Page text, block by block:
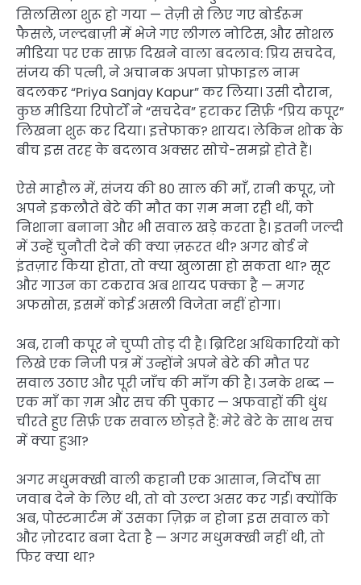
सिलसिला शुरू हो गया — तेज़ी से लिए गए बोर्डरूम
फैसले, जल्दबाज़ी में भेजे गए लीगल नोटिस, और सोशल
मीडिया पर एक साफ़ दिखने वाला बदलाव: प्रिय सचदेव,
संजय की पत्नी, ने अचानक अपना प्रोफाइल नाम
बदलकर “Priya Sanjay Kapur” कर लिया। उसी दौरान,
कुछ मीडिया रिपोर्टों ने “सचदेव” हटाकर सिर्फ़ “प्रिय कपूर”
लिखना शुरू कर दिया। इत्तेफाक? शायद। लेकिन शोक के
बीच इस तरह के बदलाव अक्सर सोचे-समझे होते हैं।
ऐसे माहौल में, संजय की 80 साल की माँ, रानी कपूर, जो
अपने इकलौते बेटे की मौत का ग़म मना रही थीं, को
निशाना बनाना और भी सवाल खड़े करता है। इतनी जल्दी
में उन्हें चुनौती देने की क्या ज़रूरत थी? अगर बोर्ड ने
इंतज़ार किया होता, तो क्या खुलासा हो सकता था? सूट
और गाउन का टकराव अब शायद पक्का है — मगर
अफसोस, इसमें कोई असली विजेता नहीं होगा।
अब, रानी कपूर ने चुप्पी तोड़ दी है। ब्रिटिश अधिकारियों को
लिखे एक निजी पत्र में उन्होंने अपने बेटे की मौत पर
सवाल उठाए और पूरी जाँच की माँग की है। उनके शब्द —
एक माँ का ग़म और सच की पुकार — अफवाहों की धुंध
चीरते हुए सिर्फ़ एक सवाल छोड़ते हैं: मेरे बेटे के साथ सच
में क्या हुआ?
अगर मधुमक्खी वाली कहानी एक आसान, निर्दोष सा
जवाब देने के लिए थी, तो वो उल्टा असर कर गई। क्योंकि
अब, पोस्टमार्टम में उसका ज़िक्र न होना इस सवाल को
और ज़ोरदार बना देता है — अगर मधुमक्खी नहीं थी, तो
फिर क्या था?